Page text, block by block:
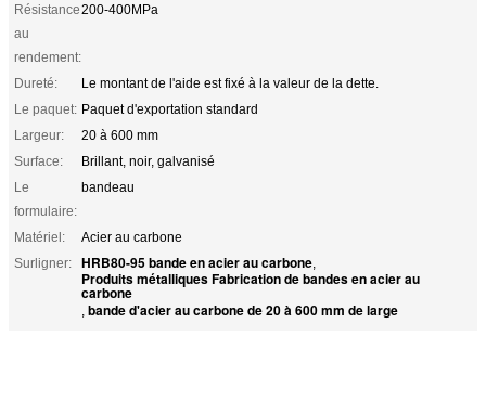
Résistance
au
rendement:
200-400MPa
Dureté:
Le montant de l'aide est fixé à la valeur de la dette.
Le paquet: Paquet d'exportation standard
Largeur:
20 à 600 mm
Surface:
Brillant, noir, galvanisé
Le
formulaire:
bandeau
Matériel:
Acier au carbone
Surligner:
HRB80-95 bande en acier au carbone,
Produits métalliques Fabrication de bandes en acier au
carbone
, bande d'acier au carbone de 20 à 600 mm de large